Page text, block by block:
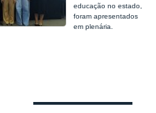
educação no estado,
foram apresentados
em plenária.